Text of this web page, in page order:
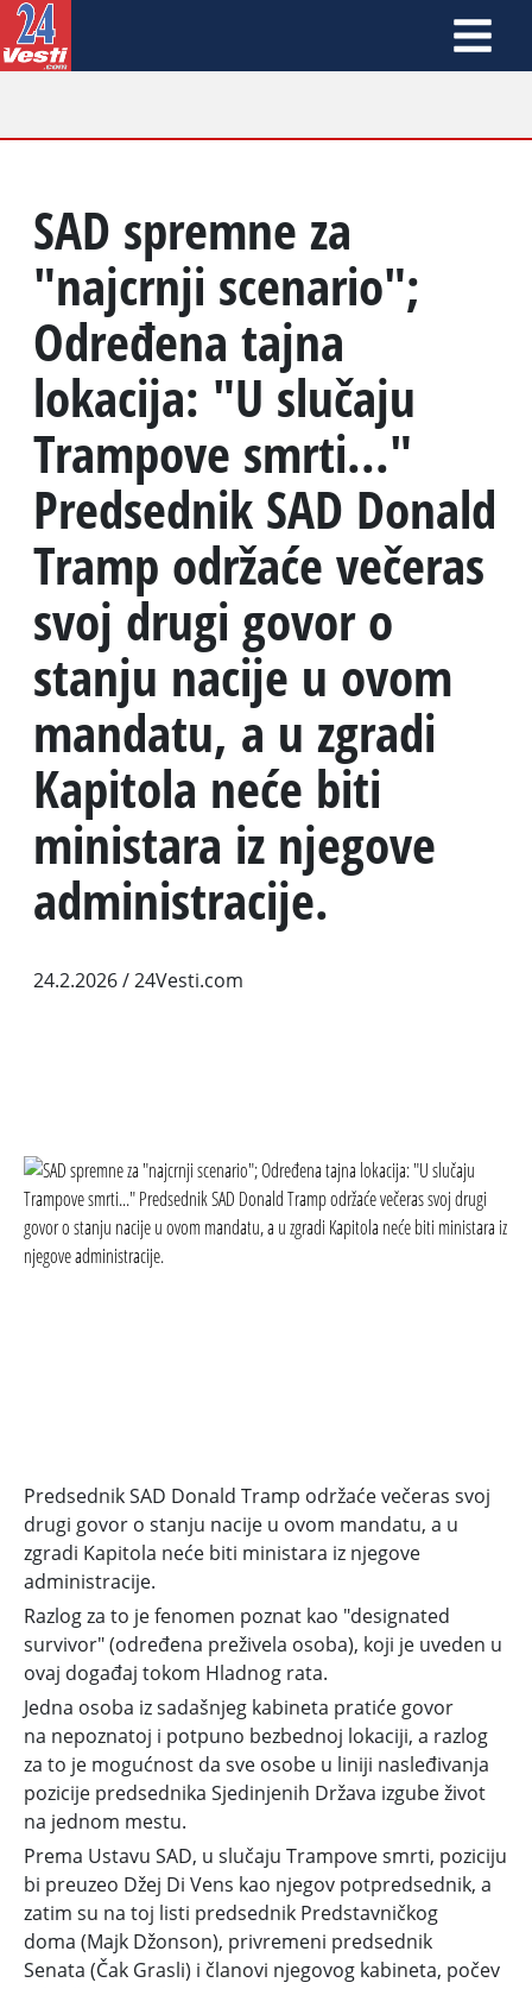
SAD spremne za
"najcrnji scenario";
Određena tajna
lokacija: "U slučaju
Trampove smrti..."
Predsednik SAD Donald
Tramp održaće večeras
svoj drugi govor o
stanju nacije u ovom
mandatu, a u zgradi
Kapitola neće biti
ministara iz njegove
administracije.
24.2.2026/ 24Vesti.com
Predsednik SAD Donald Tramp održaće večeras svoj
drugi govor o stanju nacije u ovom mandatu, a u
zgradi Kapitola neće biti ministara iz njegove
administracije.
Razlog za to je fenomen poznat kao "designated
survivor"(određena preživela osoba), koji je uveden u
ovaj događaj tokom Hladnog rata.
Jedna osoba iz sadašnjeg kabineta pratiće govor
na nepoznatoj i potpuno bezbednoj lokaciji, a razlog
za to je mogućnost da sve osobe u liniji nasleđivanja
pozicije predsednika Sjedinjenih Država izgube život
na jednom mestu.
Prema Ustavu SAD, u slučaju Trampove smrti, poziciju
bi preuzeo Džej Di Vens kao njegov potpredsednik, a
zatim su na toj listi predsednik Predstavničkog
doma (Majk Džonson), privremeni predsednik
Senata (Čak Grasli) i članovi njegovog kabineta, počev